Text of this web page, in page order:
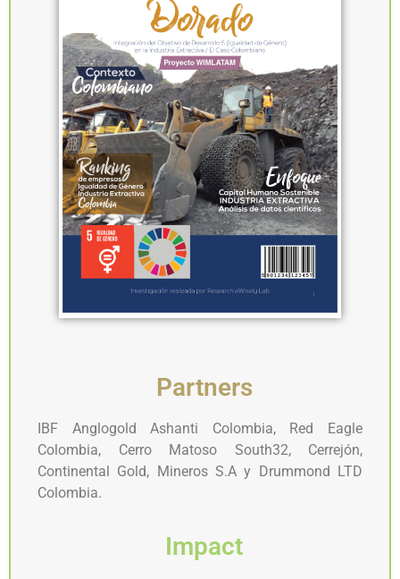
Partners
IBF Anglogold Ashanti Colombia, Red Eagle
Colombia, Cerro Matoso South32, Cerrejón,
Continental Gold, Mineros S.A y Drummond LTD
Colombia.
Impact